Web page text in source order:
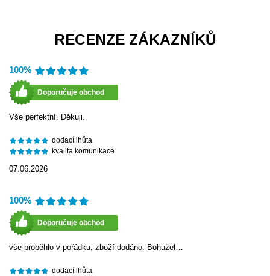
RECENZE ZÁKAZNÍKŮ
100%
Doporučuje obchod
Vše perfektní. Děkuji.
dodací lhůta
kvalita komunikace
07.06.2026
100%
Doporučuje obchod
vše proběhlo v pořádku, zboží dodáno. Bohužel…
dodací lhůta